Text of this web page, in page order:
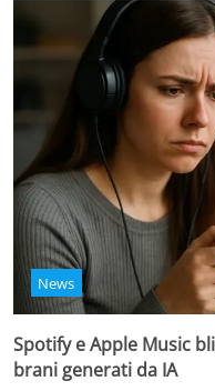
News
Spotify e Apple Music
brani generati da IA